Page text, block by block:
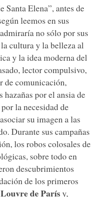
Santa Elena”, antes de
leemos en sus
no sólo por sus
cultura y la belleza al
y la idea moderna del
lector compulsivo,
de comunicación,
por el ansia de
la necesidad de
su imagen a las
Durante sus campañas
los robos colosales de
sobre todo en
descubrimientos
de los primeros
Louvre de Parísy,